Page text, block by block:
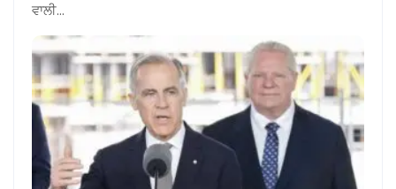
ਵਾਲੀ…